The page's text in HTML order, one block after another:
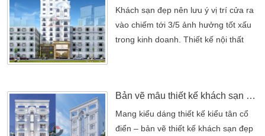
những mẫu khách sạn mini ít vốn đầu
tư nổi lên như một giải pháp kinh
doanh thông minh. Đầu tư thiết […]
Khách sạn đẹp nên lưu ý vị trí cửa ra
vào chiếm tới 3/5 ảnh hưởng tốt xấu
trong kinh doanh. Thiết kế nội thất
Khách sạn đẹp nên lưu ý vị trí cửa ra
vào chiếm tới 3/5 ảnh hưởng tốt xấu
trong kinh doanh. Thiết kế nội thất
Bản vẽ mẫu thiết kế khách sạn đẹp tân cổ điển có tầng hầm
Mang kiểu dáng thiết kế kiểu tân cổ
điển – bản vẽ thiết kế khách sạn đẹp